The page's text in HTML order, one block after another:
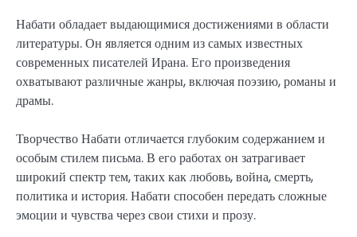
Набати обладает выдающимися достижениями в области
литературы. Он является одним из самых известных
современных писателей Ирана. Его произведения
охватывают различные жанры, включая поэзию, романы и
драмы.
Творчество Набати отличается глубоким содержанием и
особым стилем письма. В его работах он затрагивает
широкий спектр тем, таких как любовь, война, смерть,
политика и история. Набати способен передать сложные
эмоции и чувства через свои стихи и прозу.